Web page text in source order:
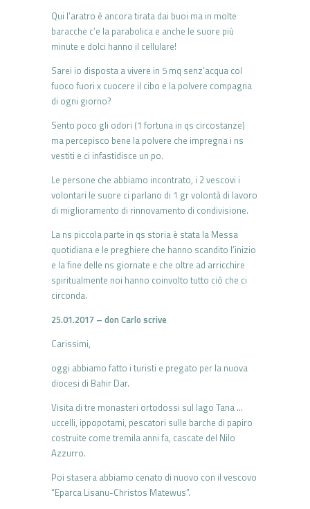
Qui l’aratro è ancora tirata dai buoi ma in molte
baracche c’e la parabolica e anche le suore più
minute e dolci hanno il cellulare!
Sarei io disposta a vivere in 5 mq senz’acqua col
fuoco fuori x cuocere il cibo e la polvere compagna
di ogni giorno?
Sento poco gli odori (1 fortuna in qs circostanze)
ma percepisco bene la polvere che impregna i ns
vestiti e ci infastidisce un po.
Le persone che abbiamo incontrato, i 2 vescovi i
volontari le suore ci parlano di 1 gr volontà di lavoro
di miglioramento di rinnovamento di condivisione.
La ns piccola parte in qs storia è stata la Messa
quotidiana e le preghiere che hanno scandito l’inizio
e la fine delle ns giornate e che oltre ad arricchire
spiritualmente noi hanno coinvolto tutto ciò che ci
circonda.
25.01.2017 – don Carlo scrive
Carissimi,
oggi abbiamo fatto i turisti e pregato per la nuova
diocesi di Bahir Dar.
Visita di tre monasteri ortodossi sul lago Tana …
uccelli, ippopotami, pescatori sulle barche di papiro
costruite come tremila anni fa, cascate del Nilo
Azzurro.
Poi stasera abbiamo cenato di nuovo con il vescovo
“Eparca Lisanu-Christos Matewus”.